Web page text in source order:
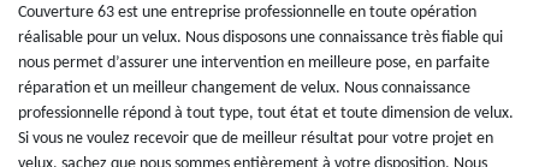
Couverture 63 est une entreprise professionnelle en toute opération
réalisable pour un velux. Nous disposons une connaissance très fiable qui
nous permet d’assurer une intervention en meilleure pose, en parfaite
réparation et un meilleur changement de velux. Nous connaissance
professionnelle répond à tout type, tout état et toute dimension de velux.
Si vous ne voulez recevoir que de meilleur résultat pour votre projet en